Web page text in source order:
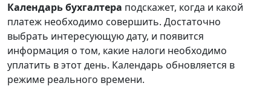
Календарьбухгалтера подскажет, когда и какой
платеж необходимо совершить. Достаточно
выбрать интересующую дату, и появится
информация о том, какие налоги необходимо
уплатить в этот день. Календарь обновляется в
режиме реального времени.